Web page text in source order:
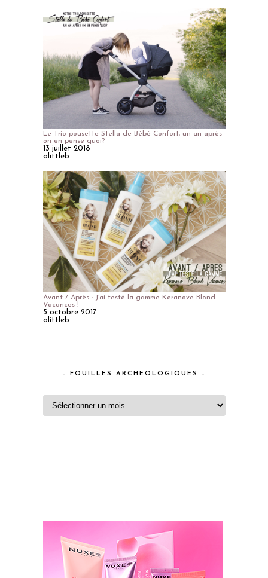
Le Trio-pousette Stella de Bébé Confort, un an après
on en pense quoi?
13 juillet 2018
alittleb
Avant / Après : J'ai testé la gamme Keranove Blond
Vacances !
5 octobre 2017
alittleb
– FOUILLES ARCHEOLOGIQUES –